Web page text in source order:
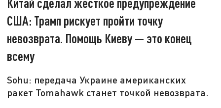
США: Трамп рискует пройти точку
невозврата. Помощь Киеву — это конец
всему
Sohu: передача Украине американских
ракет Tomahawk станет точкой невозврата.